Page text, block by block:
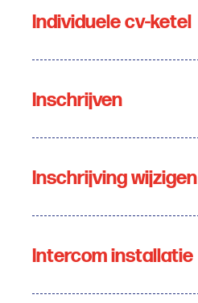
Individuele cv-ketel
Inschrijven
Inschrijving wijzigen
Intercom installatie